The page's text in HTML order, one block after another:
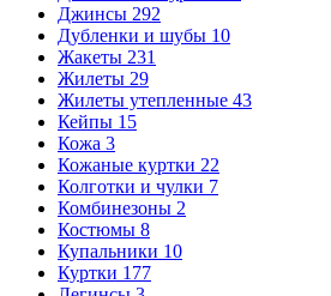
Джинсы 292
Дубленки и шубы 10
Жакеты 231
Жилеты 29
Жилеты утепленные 43
Кейпы 15
Кожа 3
Кожаные куртки 22
Колготки и чулки 7
Комбинезоны 2
Костюмы 8
Купальники 10
Куртки 177